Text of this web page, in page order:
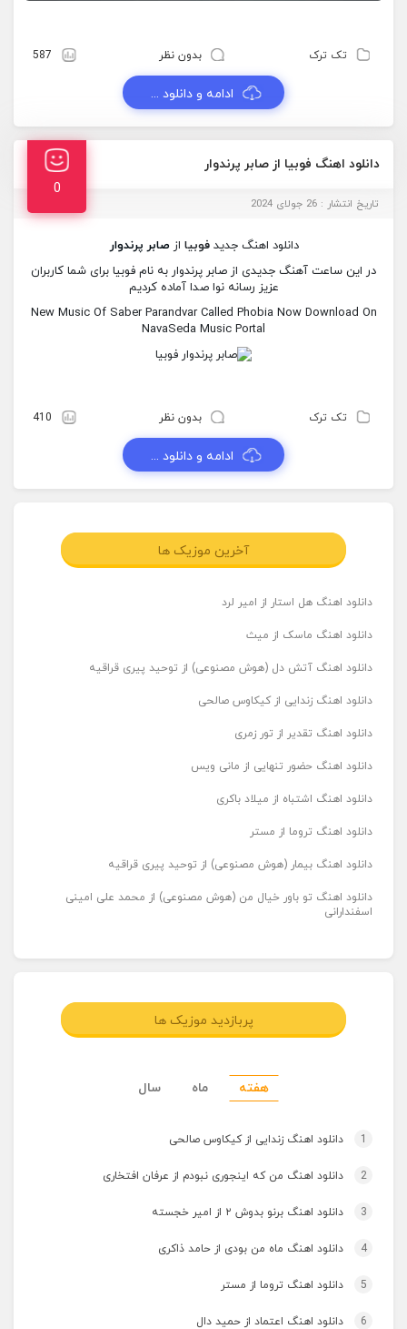
تک ترک بدون نظر 587
ادامه و دانلود ...
دانلود اهنگ فوبیا از صابر پرندوار
0
تاریخ انتشار : 26 جولای 2024
دانلود اهنگ جدید فوبیا از صابر پرندوار
در این ساعت آهنگ جدیدی از صابر پرندوار به نام فوبیا برای شما کاربران
عزیز رسانه نوا صدا آماده کردیم
New Music Of Saber Parandvar Called Phobia Now Download On
NavaSeda Music Portal
تک ترک بدون نظر 410
ادامه و دانلود ...
آخرین موزیک ها
دانلود اهنگ هل استار از امیر لرد
دانلود اهنگ ماسک از میث
دانلود اهنگ آتش دل (هوش مصنوعی) از توحید پیری قراقیه
دانلود اهنگ زندایی از کیکاوس صالحی
دانلود اهنگ تقدیر از تور زمری
دانلود اهنگ حضور تنهایی از مانی ویس
دانلود اهنگ اشتباه از میلاد باکری
دانلود اهنگ تروما از مستر
دانلود اهنگ بیمار (هوش مصنوعی) از توحید پیری قراقیه
دانلود اهنگ تو باور خیال من (هوش مصنوعی) از محمد علی امینی
اسفندارانی
پربازدید موزیک ها
هفته ماه سال
1 دانلود اهنگ زندایی از کیکاوس صالحی
2 دانلود اهنگ من که اینجوری نبودم از عرفان افتخاری
3 دانلود اهنگ برنو بدوش ۲ از امیر خجسته
4 دانلود اهنگ ماه من بودی از حامد ذاکری
5 دانلود اهنگ تروما از مستر
6 دانلود اهنگ اعتماد از حمید دال